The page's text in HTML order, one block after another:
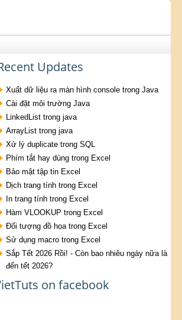
Updates
Xuất dữ liệu ra màn hình console trong Java
Cài đặt môi trường Java
LinkedList trong java
ArrayList trong java
Xử lý duplicate trong SQL
Phím tắt hay dùng trong Excel
Bảo mật tập tin Excel
Dịch trang tính trong Excel
In trang tính trong Excel
Hàm VLOOKUP trong Excel
Đối tượng đồ họa trong Excel
Sử dụng macro trong Excel
Sắp Tết 2026 Rồi! - Còn bao nhiêu ngày nữa là
đến tết 2026?
on facebook